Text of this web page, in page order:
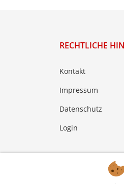
RECHTLICHE
Kontakt
Impressum
Datenschutz
Login
© 2026 © WTTV